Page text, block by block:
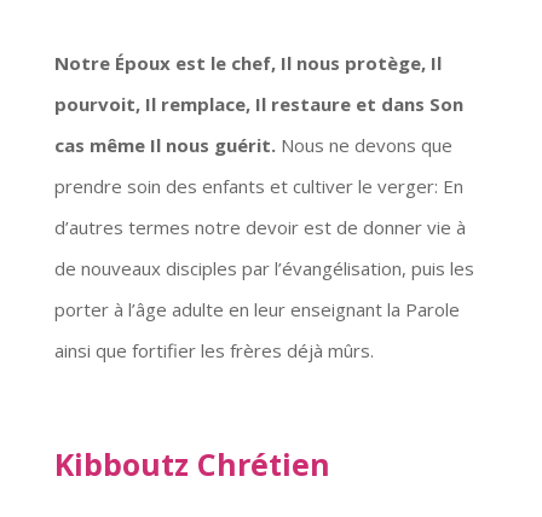
Notre Époux est le chef, Il nous protège, Il
pourvoit, Il remplace, Il restaure et dans Son
cas même Il nous guérit.Nous ne devons que
prendre soin des enfants et cultiver le verger: En
d’autres termes notre devoir est de donner vie à
de nouveaux disciples par l’évangélisation, puis les
porter à l’âge adulte en leur enseignant la Parole
ainsi que fortifier les frères déjà mûrs.
Kibboutz Chrétien